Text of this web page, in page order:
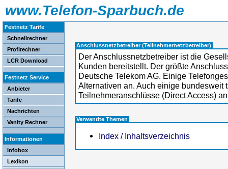
www.Telefon-Sparbuch.de
Festnetz Tarife
Schnellrechner
Profirechner
LCR Download
Festnetz Service
Anbieter
Tarife
Nachrichten
Vanity Rechner
Informationen
Infobox
Lexikon
Anschlussnetzbetreiber (Teilnehmernetzbetreiber)
Der Anschlussnetzbetreiber ist die
Kunden bereitstellt. Der größte
Deutsche Telekom AG. Einige
Alternativen an. Auch einige
Teilnehmeranschlüsse (Direct Access)
Verwandte Themen
Index / Inhaltsverzeichnis